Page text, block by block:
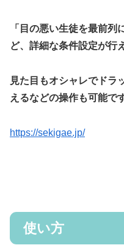
「目の悪い生徒を最前
ど、詳細な条件設定が行
見た目もオシャレでドラ
えるなどの操作も可能で
https://sekigae.jp/
使い方